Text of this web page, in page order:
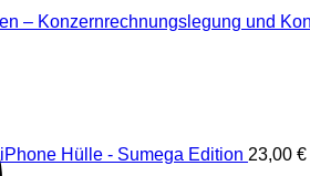
iPhone Hülle - Sumega Edition 23,00 €